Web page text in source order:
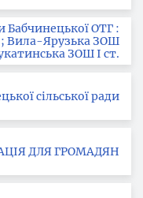
Бабчинецької ОТГ :
; Вила-Ярузька ЗОШ
ЗОШ І ст.
сільської ради
ІНФОРМАЦІЯ ДЛЯ ГРОМАДЯН